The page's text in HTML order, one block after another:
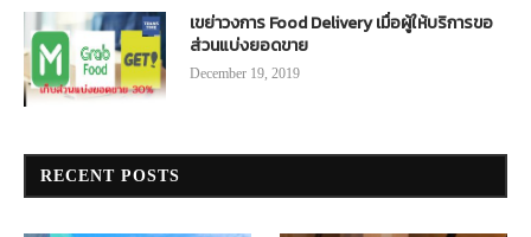
เขย่าวงการ Food Delivery เมื่อผู้ให้บริการขอ
ส่วนแบ่งยอดขาย
December 19, 2019
RECENT POSTS